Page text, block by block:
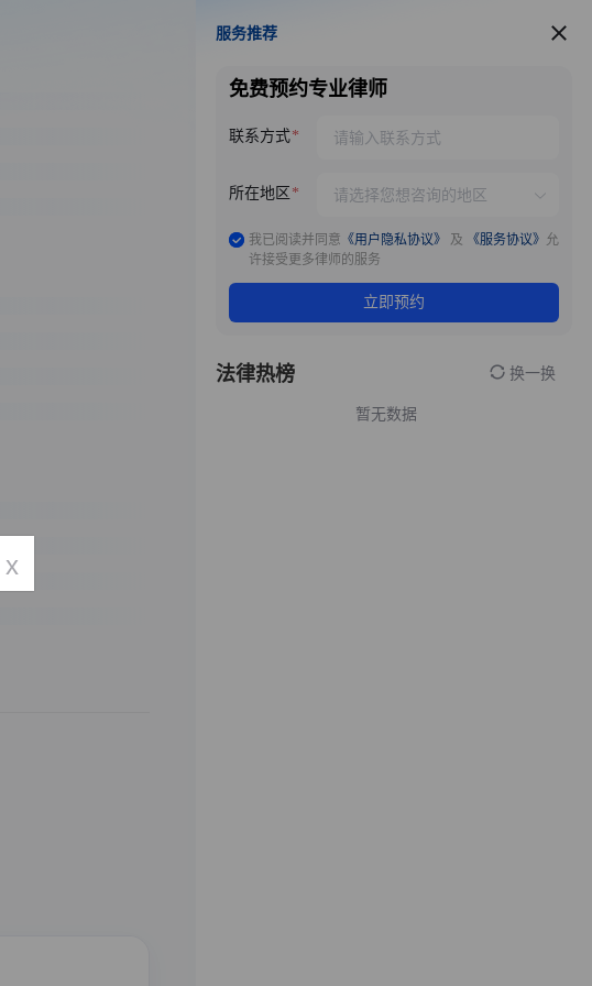
服务推荐
服务推荐
免费预约专业律师
联系方式
所在地区
我已阅读并同意 《用户隐私协议》 及 《服务协议》 允
许接受更多律师的服务
立即预约
法律热榜 换一换
暂无数据
x